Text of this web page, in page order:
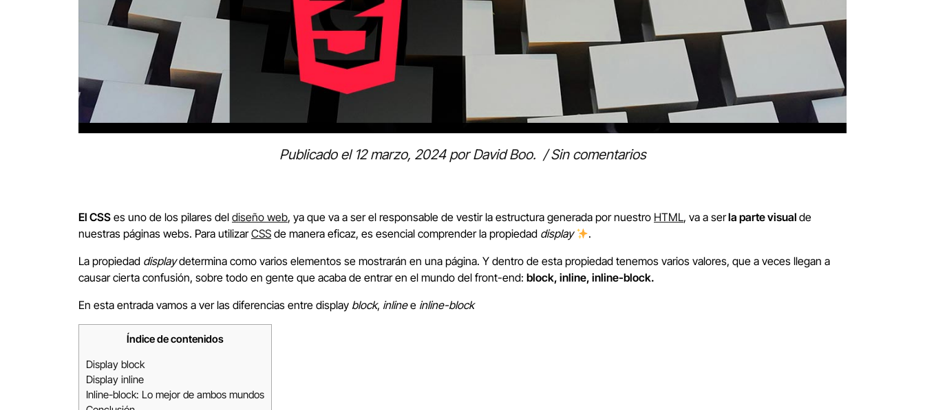
Publicado el 12 marzo, 2024porDavid Boo. /Sin comentarios
El CSS es uno de los pilares del diseño web, ya que va a ser el responsable de vestir la estructura generada por nuestro HTML, va a serla parte visual de
nuestras páginas webs. Para utilizarCSS de manera eficaz, es esencial comprender la propiedad display
.
La propiedad displaydetermina como varios elementos se mostrarán en una página. Y dentro de esta propiedad tenemos varios valores, que a veces llegan a
causar cierta confusión, sobre todo en gente que acaba de entrar en el mundo del front-end: block, inline, inline-block.
En esta entrada vamos a ver las diferencias entre display block, inlinee inline-block
Índice de contenidos
Display block
Display inline
Inline-block: Lo mejor de ambos mundos